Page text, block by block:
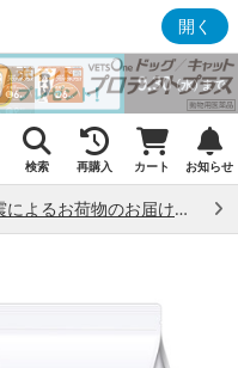
開く
検索 再購入 カート お知らせ
熊本県熊本地方で発生した地震によるお荷物のお届け状況について （7/28）